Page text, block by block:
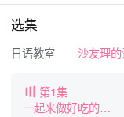
行
到
选集
日语教室
沙友理
第1集
一起来做好吃的上